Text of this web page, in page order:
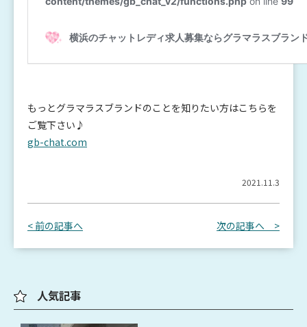
もっとグラマラスブランドのことを知りたい方はこちらを
ご覧下さい♪
gb-chat.com
2021.11.3
< 前の記事へ 次の記事へ >
人気記事